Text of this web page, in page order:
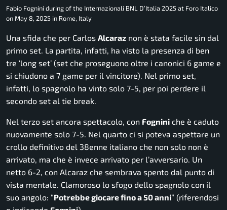
Fabio Fognini during of the Internazionali BNL D’Italia 2025 at Foro Italico
on May 8, 2025 in Rome, Italy
Una sfida che per Carlos Alcaraz non è stata facile sin dal
primo set. La partita, infatti, ha visto la presenza di ben
tre ‘long set’ (set che proseguono oltre i canonici 6 game e
si chiudono a 7 game per il vincitore). Nel primo set,
infatti, lo spagnolo ha vinto solo 7-5, per poi perdere il
secondo set al tie break.
Nel terzo set ancora spettacolo, con Fognini che è caduto
nuovamente solo 7-5. Nel quarto ci si poteva aspettare un
crollo definitivo del 38enne italiano che non solo non è
arrivato, ma che è invece arrivato per l’avversario. Un
netto 6-2, con Alcaraz che sembrava spento dal punto di
vista mentale. Clamoroso lo sfogo dello spagnolo con il
suo angolo: “Potrebbe giocare fino a 50 anni” (riferendosi